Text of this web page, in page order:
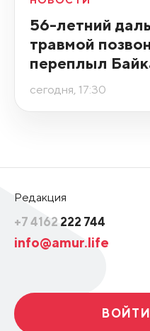
56-летний
травмой
переплыл
сегодня, 17:30
Редакция
+7 4162 222 744
info@amur.life